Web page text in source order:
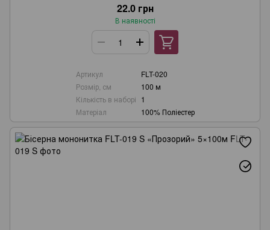
22.0 грн
В наявності
Артикул
FLT-020
Розмір, см
100 м
Кількість в наборі 1
Матеріал
100% Поліестер